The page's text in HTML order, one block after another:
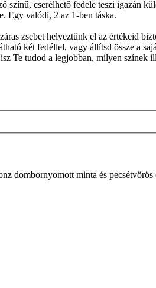
színű, cserélhető fedele teszi igazán
Egy valódi, 2 az 1-ben táska.
zsebet helyeztünk el az értékeid
két fedéllel, vagy állítsd össze a
Te tudod a legjobban, milyen
dombornyomott minta és